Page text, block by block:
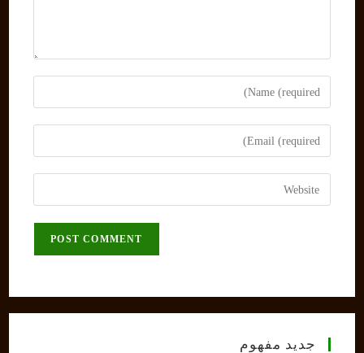
Enter
your
name
comment
Enter
your
email
address
Enter
your
جديد مفهوم